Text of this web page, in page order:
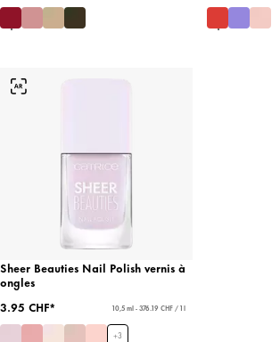
Sheer Beauties Nail Polish vernis à
ongles
3.95 CHF*
10,5 ml - 376.19 CHF / 1 l
+3